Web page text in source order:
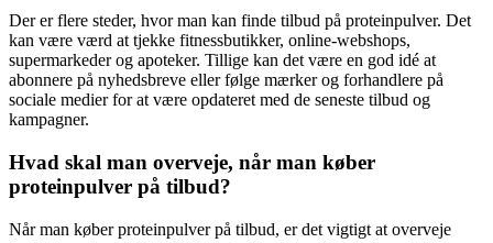
Der er flere steder, hvor man kan finde tilbud på proteinpulver. Det
kan være værd at tjekke fitnessbutikker, online-webshops,
supermarkeder og apoteker. Tillige kan det være en god idé at
abonnere på nyhedsbreve eller følge mærker og forhandlere på
sociale medier for at være opdateret med de seneste tilbud og
kampagner.
Hvad skal man overveje, når man køber
proteinpulver på tilbud?
Når man køber proteinpulver på tilbud, er det vigtigt at overveje